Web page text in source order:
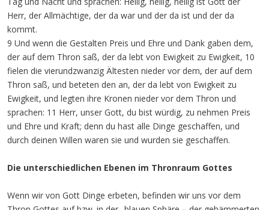
Herr, der Allmächtige, der da war und der da ist und der da
kommt.
9 Und wenn die Gestalten Preis und Ehre und Dank gaben dem,
der auf dem Thron saß, der da lebt von Ewigkeit zu Ewigkeit, 10
fielen die vierundzwanzig Ältesten nieder vor dem, der auf dem
Thron saß, und beteten den an, der da lebt von Ewigkeit zu
Ewigkeit, und legten ihre Kronen nieder vor dem Thron und
sprachen: 11 Herr, unser Gott, du bist würdig, zu nehmen Preis
und Ehre und Kraft; denn du hast alle Dinge geschaffen, und
durch deinen Willen waren sie und wurden sie geschaffen.
Die unterschiedlichen Ebenen im Thronraum Gottes
Wenn wir von Gott Dinge erbeten, befinden wir uns vor dem